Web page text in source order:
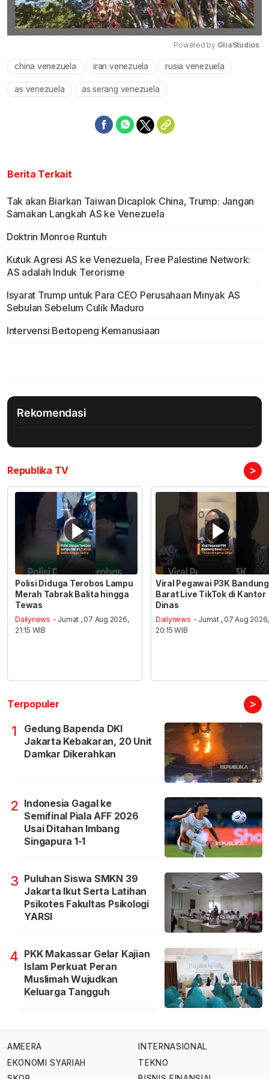
Mute
Powered by GliaStudios
china venezuela iran venezuela rusia venezuela
as venezuela as serang venezuela
Berita Terkait
Tak akan Biarkan Taiwan Dicaplok China, Trump: Jangan
Samakan Langkah AS ke Venezuela
Doktrin Monroe Runtuh
Kutuk Agresi AS ke Venezuela, Free Palestine Network:
AS adalah Induk Terorisme
Isyarat Trump untuk Para CEO Perusahaan Minyak AS
Sebulan Sebelum Culik Maduro
Intervensi Bertopeng Kemanusiaan
Rekomendasi
Republika TV >
Polisi Diduga Terobos Lampu
Merah Tabrak Balita hingga
Tewas
Dailynews - Jumat , 07 Aug 2026,
21:15 WIB
Viral Pegawai P3K Bandung
Barat Live TikTok di Kantor
Dinas
Dailynews - Jumat , 07 Aug 2026,
20:15 WIB
Terpopuler >
1
Gedung Bapenda DKI
Jakarta Kebakaran, 20 Unit
Damkar Dikerahkan
2 Indonesia Gagal ke
Semifinal Piala AFF 2026
Usai Ditahan Imbang
Singapura 1-1
3 Puluhan Siswa SMKN 39
Jakarta Ikut Serta Latihan
Psikotes Fakultas Psikologi
YARSI
4 PKK Makassar Gelar Kajian
Islam Perkuat Peran
Muslimah Wujudkan
Keluarga Tangguh
AMEERA
EKONOMI SYARIAH
INTERNASIONAL
TEKNO